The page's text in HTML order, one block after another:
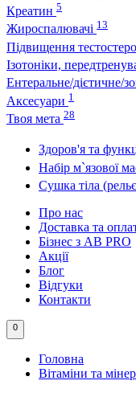
Креатин 5
Жироспалювачі 13
Підвищення
Ізотоніки,
Ентеральне/дієтичне/
Аксесуари 1
Твоя мета 28
Здоров'я та
Набір м`язової
Сушка тіла
Про нас
Доставка та
Бізнес з AB PRO
Акції
Блог
Відгуки
Контакти
0
Головна
Вітаміни та